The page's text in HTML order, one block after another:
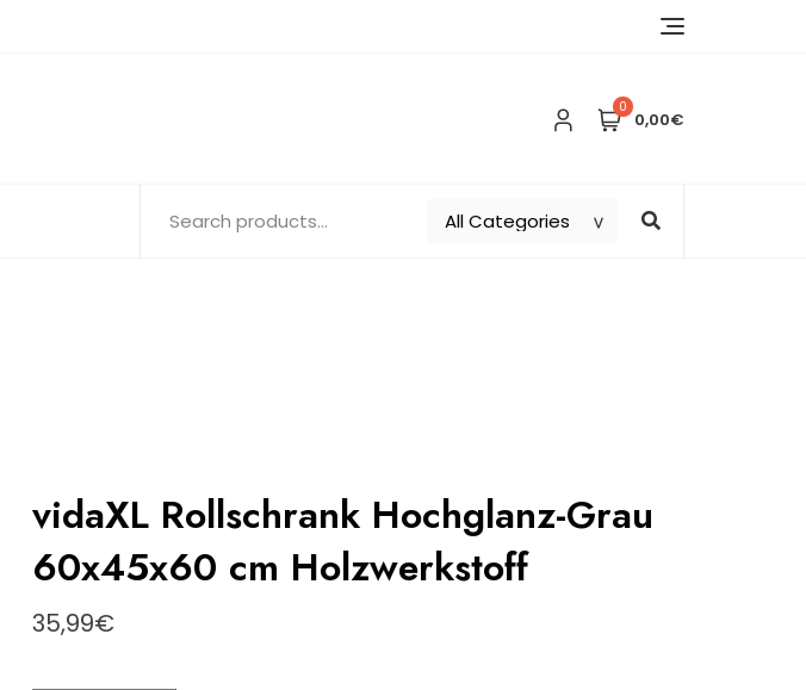
0
0,00€
vidaXL Rollschrank Hochglanz-Grau
60x45x60 cm Holzwerkstoff
35,99€